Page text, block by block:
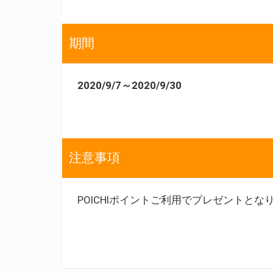
期間
2020/9/7～2020/9/30
注意事項
POICHIポイントご利用でプレゼントとな